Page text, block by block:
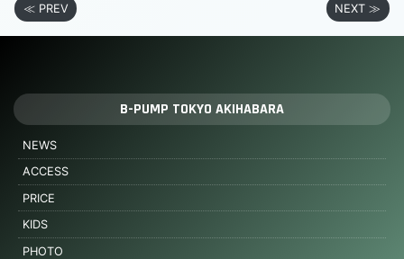
≪ PREV NEXT ≫
B-PUMP TOKYO AKIHABARA
NEWS
ACCESS
PRICE
KIDS
PHOTO